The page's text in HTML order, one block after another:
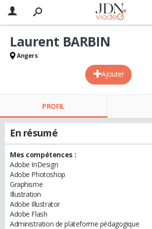
Ajouter
Laurent BARBIN
Angers
PROFIL
En résumé
Mes compétences :
Adobe InDesign
Adobe Photoshop
Graphisme
Illustration
Adobe Illustrator
Adobe Flash
Administration de plateforme pédagogique